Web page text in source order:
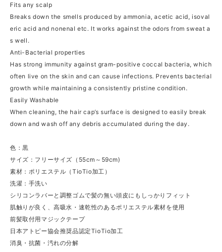
Fits any scalp
Breaks down the smells produced by ammonia, acetic acid, isoval
eric acid and nonenal etc. It works against the odors from sweat a
s well.
Anti-Bacterial properties
Has strong immunity against gram-positive coccal bacteria, which
often live on the skin and can cause infections. Prevents bacterial
growth while maintaining a consistently pristine condition.
Easily Washable
When cleaning, the hair cap’s surface is designed to easily break
down and wash off any debris accumulated during the day.
色：黒
サイズ：フリーサイズ（55cm～59cm)
素材：ポリエステル（TioTio加工）
洗濯：手洗い
シリコンラバーと調整ゴムで髪の無い頭皮にもしっかりフィット
肌触りが良く、高吸水・速乾性のあるポリエステル素材を使用
前髪取付用マジックテープ
日本アトピー協会推奨品認定TioTio加工
消臭・抗菌・汚れの分解